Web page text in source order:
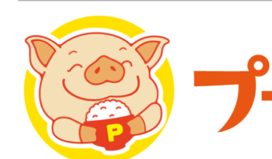
プーさんの満腹日記 |
豊中・箕面)のランチ＆
化してます。